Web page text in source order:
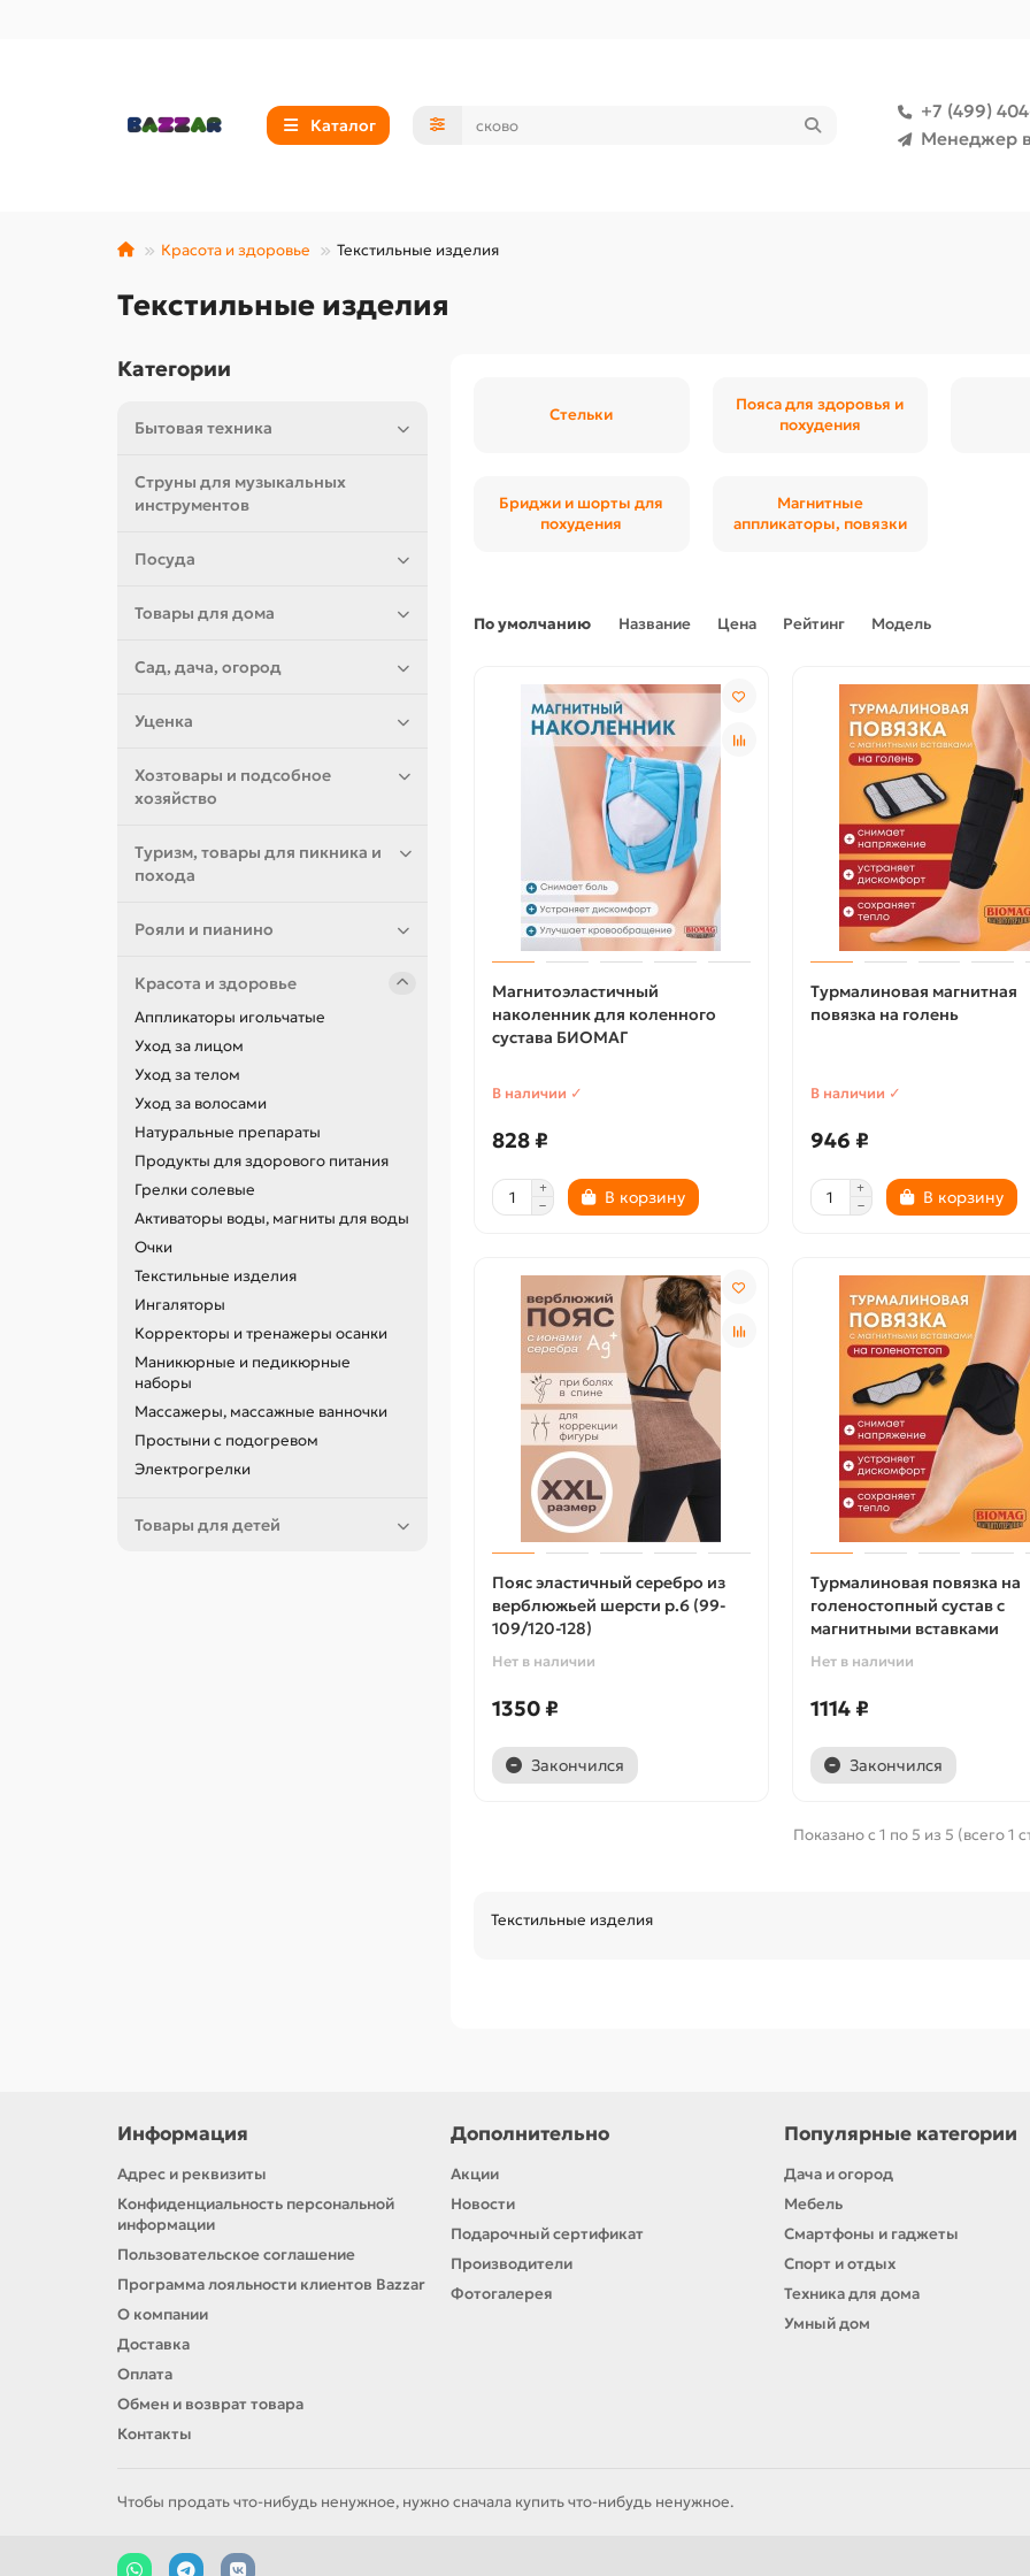
Каталог
+7 (499)
Менеджер
Красота и здоровье Текстильные изделия
Текстильные изделия
Категории
Бытовая техника
Струны для музыкальных
инструментов
Посуда
Товары для дома
Сад, дача, огород
Уценка
Хозтовары и подсобное
хозяйство
Туризм, товары для пикника и
похода
Рояли и пианино
Красота и здоровье
Аппликаторы игольчатые
Уход за лицом
Уход за телом
Уход за волосами
Натуральные препараты
Продукты для здорового питания
Грелки солевые
Активаторы воды, магниты для воды
Очки
Текстильные изделия
Ингаляторы
Корректоры и тренажеры осанки
Маникюрные и педикюрные
наборы
Массажеры, массажные ванночки
Простыни с подогревом
Электрогрелки
Товары для детей
Стельки
Пояса для здоровья и
похудения
Бриджи и шорты для
похудения
Магнитные
аппликаторы, повязки
По умолчанию Название Цена Рейтинг Модель
Магнитоэластичный
наколенник для коленного
сустава БИОМАГ
В наличии ✓
828 ₽
В корзину
Турмалиновая магнитная
повязка на голень
В наличии ✓
946 ₽
В корзину
Пояс эластичный серебро из
верблюжьей шерсти р.6 (99-
109/120-128)
Нет в наличии
1350 ₽
Закончился
Турмалиновая повязка на
голеностопный сустав с
магнитными вставками
Нет в наличии
1114 ₽
Закончился
Показано с 1 по 5 из 5 (всего 1
Текстильные изделия
Информация
Адрес и реквизиты
Конфиденциальность персональной
информации
Пользовательское соглашение
Программа лояльности клиентов Bazzar
О компании
Доставка
Оплата
Обмен и возврат товара
Контакты
Дополнительно
Акции
Новости
Подарочный сертификат
Производители
Фотогалерея
Популярные категории
Дача и огород
Мебель
Смартфоны и гаджеты
Спорт и отдых
Техника для дома
Умный дом
Чтобы продать что-нибудь ненужное, нужно сначала купить что-нибудь ненужное.